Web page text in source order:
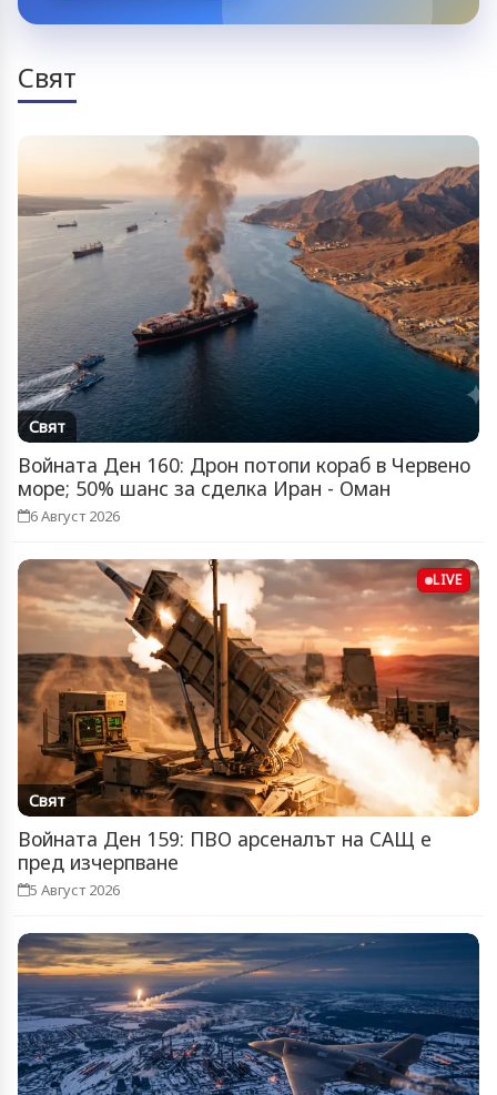
Свят
Свят
Войната Ден 160: Дрон потопи кораб в Червено
море; 50% шанс за сделка Иран - Оман
6 Август 2026
LIVE
Свят
Войната Ден 159: ПВО арсеналът на САЩ е
пред изчерпване
5 Август 2026